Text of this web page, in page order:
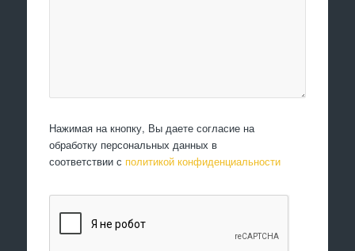
Нажимая на кнопку, Вы даете согласие на
обработку персональных данных в
соответствии с политикой конфиденциальности